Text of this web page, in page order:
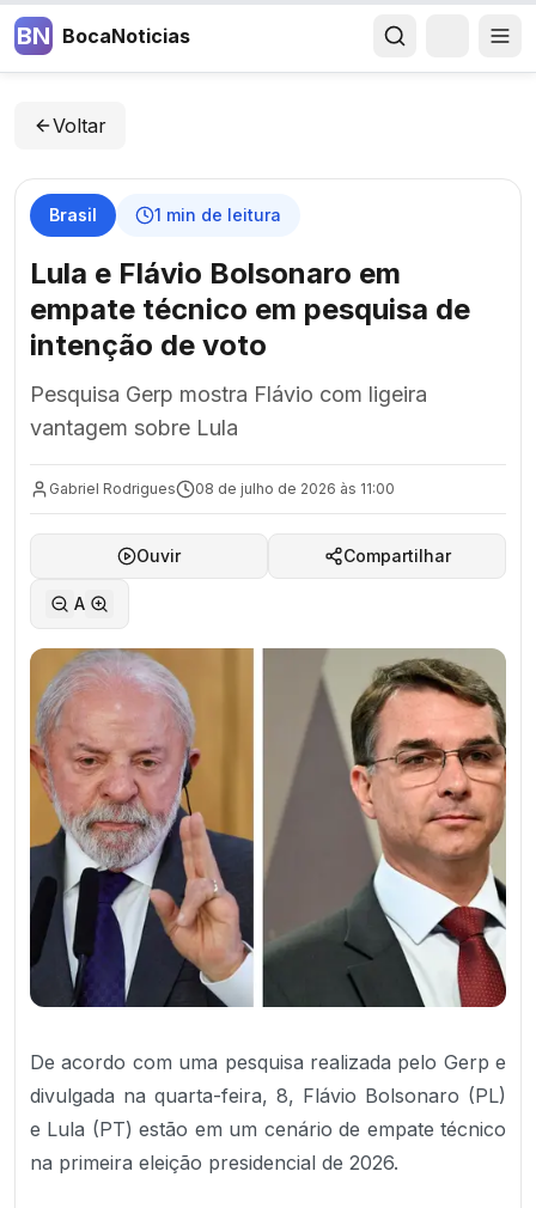
BN BocaNoticias
Voltar
Brasil 1 min de leitura
Lula e Flávio Bolsonaro em
empate técnico em pesquisa de
intenção de voto
Pesquisa Gerp mostra Flávio com ligeira
vantagem sobre Lula
Gabriel Rodrigues 08 de julho de 2026 às 11:00
Ouvir Compartilhar
A
De acordo com uma pesquisa realizada pelo Gerp e
divulgada na quarta-feira, 8, Flávio Bolsonaro (PL)
e Lula (PT) estão em um cenário de empate técnico
na primeira eleição presidencial de 2026.